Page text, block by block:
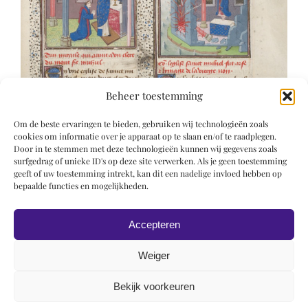
Beheer toestemming
Om de beste ervaringen te bieden, gebruiken wij technologieën zoals
cookies om informatie over je apparaat op te slaan en/of te raadplegen.
Door in te stemmen met deze technologieën kunnen wij gegevens zoals
surfgedrag of unieke ID's op deze site verwerken. Als je geen toestemming
geeft of uw toestemming intrekt, kan dit een nadelige invloed hebben op
bepaalde functies en mogelijkheden.
Accepteren
Weiger
Bekijk voorkeuren